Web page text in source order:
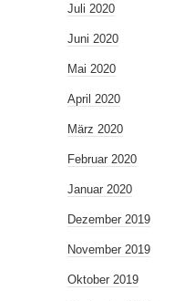
Juli 2020
Juni 2020
Mai 2020
April 2020
März 2020
Februar 2020
Januar 2020
Dezember 2019
November 2019
Oktober 2019